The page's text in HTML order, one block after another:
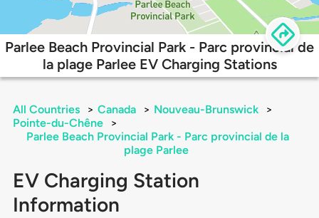
Parlee Beach Provincial Park - Parc provincial de
la plage Parlee EV Charging Stations
All Countries > Canada > Nouveau-Brunswick
>
Pointe-du-Chêne
>
Parlee Beach Provincial Park - Parc provincial de la
plage Parlee
EV Charging Station
Information